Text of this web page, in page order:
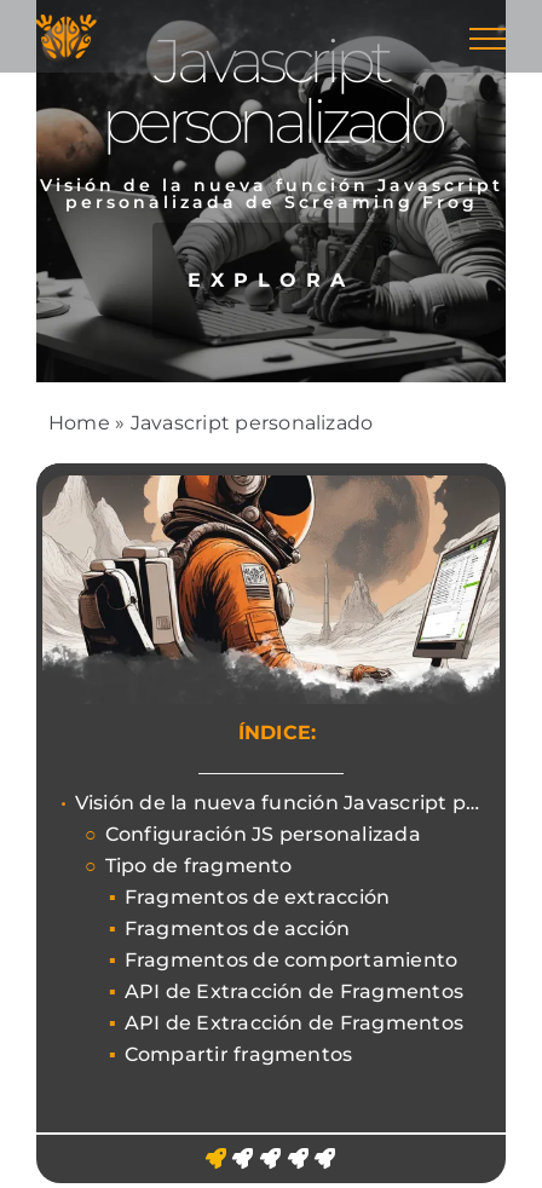
Skip
content
Javascript
personalizado
Visión de la nueva función Javascript
personalizada de Screaming Frog
EXPLORA
Home » Javascript personalizado
ÍNDICE:
Visión de la nueva función Javascript personalizada de Screaming Frog
Configuración JS personalizada
Tipo de fragmento
Fragmentos de extracción
Fragmentos de acción
Fragmentos de comportamiento
API de Extracción de Fragmentos
API de Extracción de Fragmentos
Compartir fragmentos